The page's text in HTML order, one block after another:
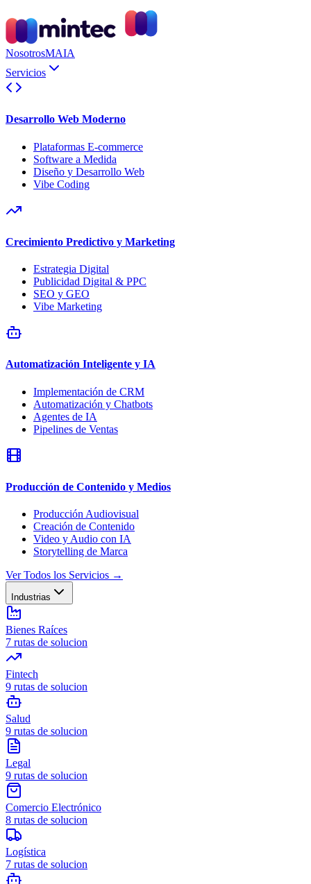
NosotrosMAIA
Servicios
Desarrollo Web Moderno
Plataformas E-commerce
Software a Medida
Diseño y Desarrollo Web
Vibe Coding
Crecimiento Predictivo y Marketing
Estrategia Digital
Publicidad Digital & PPC
SEO y GEO
Vibe Marketing
Automatización Inteligente y IA
Implementación de CRM
Automatización y Chatbots
Agentes de IA
Pipelines de Ventas
Producción de Contenido y Medios
Producción Audiovisual
Creación de Contenido
Video y Audio con IA
Storytelling de Marca
Ver Todos los Servicios →
Industrias
Bienes Raíces
7 rutas de solucion
Fintech
9 rutas de solucion
Salud
9 rutas de solucion
Legal
9 rutas de solucion
Comercio Electrónico
8 rutas de solucion
Logística
7 rutas de solucion